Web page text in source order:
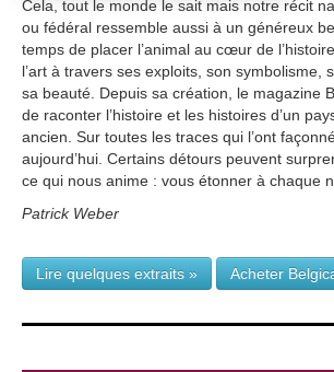
Cela, tout le monde le sait mais notre récit
ou fédéral ressemble aussi à un généreux
temps de placer l’animal au cœur de
l’art à travers ses exploits, son symbolisme,
sa beauté. Depuis sa création, le magazine
de raconter l’histoire et les histoires d’un
ancien. Sur toutes les traces qui l’ont
aujourd’hui. Certains détours peuvent
ce qui nous anime : vous étonner à chaque
Patrick Weber
Lire quelques extraits » Acheter